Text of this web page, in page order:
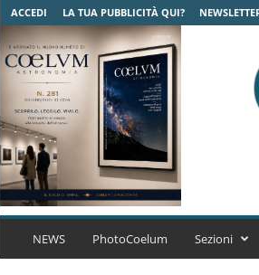
ACCEDI LA TUA PUBBLICITÀ QUI?
C
NEWS PhotoCoelum Sezioni